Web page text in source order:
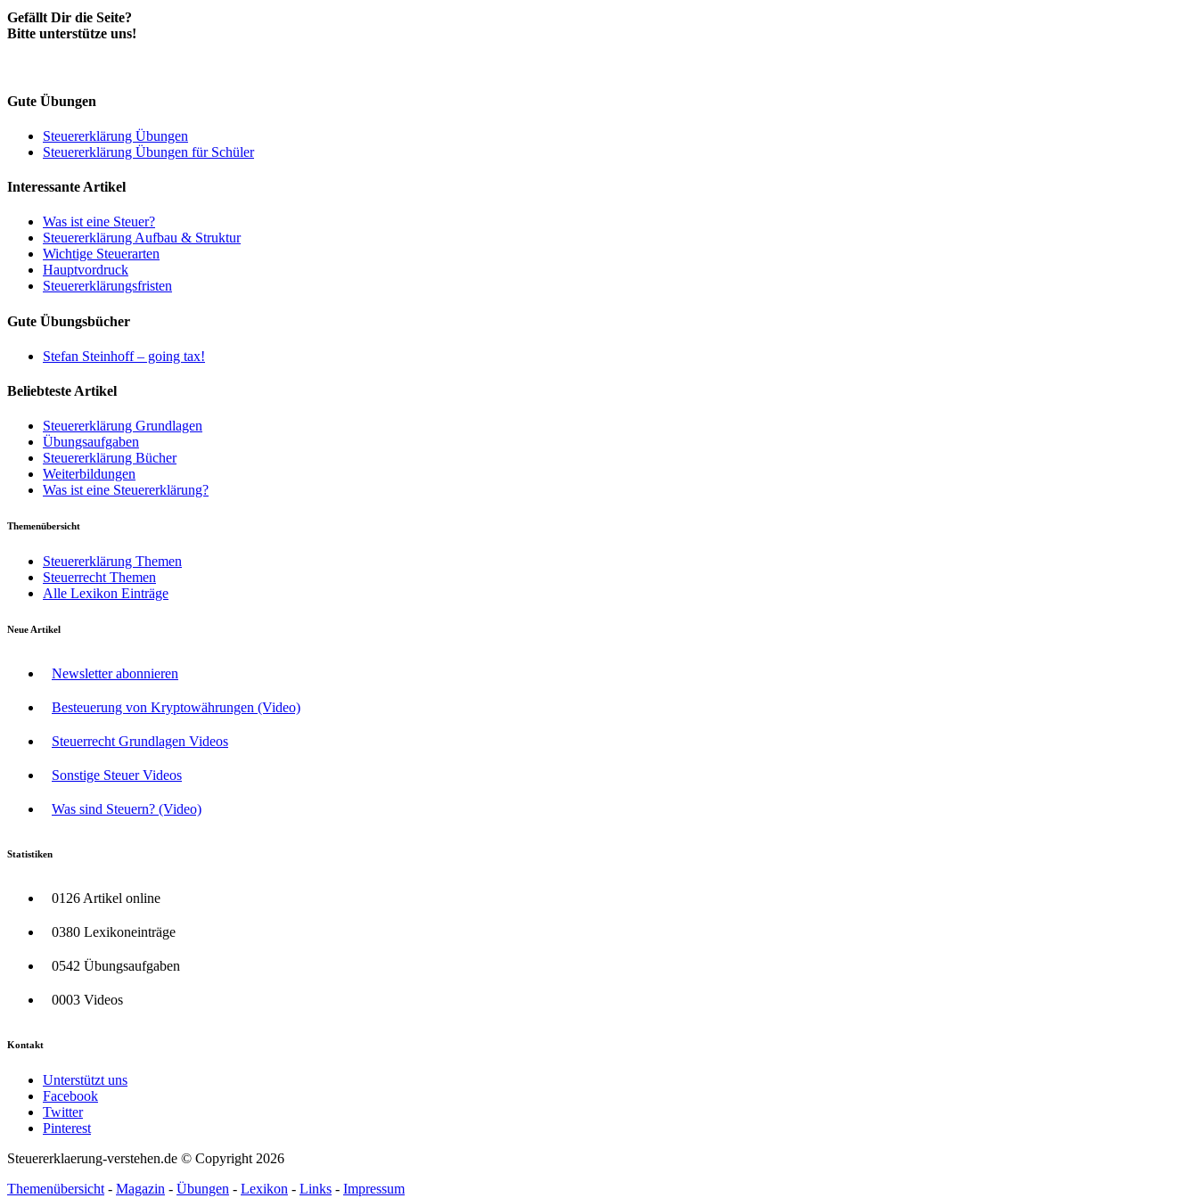
Gefällt Dir die Seite?
Bitte unterstütze uns!
Gute Übungen
Steuererklärung Übungen
Steuererklärung Übungen für Schüler
Interessante Artikel
Was ist eine Steuer?
Steuererklärung Aufbau & Struktur
Wichtige Steuerarten
Hauptvordruck
Steuererklärungsfristen
Gute Übungsbücher
Stefan Steinhoff – going tax!
Beliebteste Artikel
Steuererklärung Grundlagen
Übungsaufgaben
Steuererklärung Bücher
Weiterbildungen
Was ist eine Steuererklärung?
Themenübersicht
Steuererklärung Themen
Steuerrecht Themen
Alle Lexikon Einträge
Neue Artikel
Newsletter abonnieren
Besteuerung von Kryptowährungen (Video)
Steuerrecht Grundlagen Videos
Sonstige Steuer Videos
Was sind Steuern? (Video)
Statistiken
0126 Artikel online
0380 Lexikoneinträge
0542 Übungsaufgaben
0003 Videos
Kontakt
Unterstützt uns
Facebook
Twitter
Pinterest
Steuererklaerung-verstehen.de © Copyright 2026
Themenübersicht - Magazin - Übungen - Lexikon - Links - Impressum